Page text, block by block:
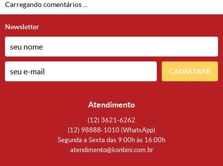
Carregando comentários ...
Newsletter
CADASTRAR
Atendimento
(12) 3621-6262
(12) 98888-1010 (WhatsApp)
Segunda a Sexta das 9:00h às 16:00h
atendimento@konbini.com.br